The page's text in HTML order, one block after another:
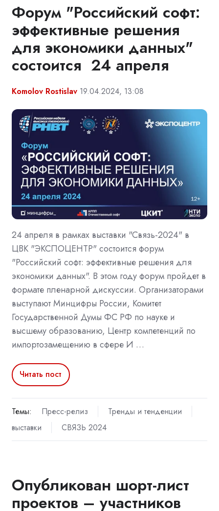
Форум "Российский софт:
эффективные решения
для экономики данных"
состоится 24 апреля
Komolov Rostislav 19.04.2024, 13:08
24 апреля в рамках выставки "Связь-2024" в
ЦВК "ЭКСПОЦЕНТР" состоится форум
"Российский софт: эффективные решения для
экономики данных". В этом году форум пройдет в
формате пленарной дискуссии. Организаторами
выступают Минцифры России, Комитет
Государственной Думы ФС РФ по науке и
высшему образованию, Центр компетенций по
импортозамещению в сфере И …
Читать пост
Темы: Пресс-релиз
Тренды и тенденции
выставки
СВЯЗЬ 2024
Опубликован шорт-лист
проектов – участников